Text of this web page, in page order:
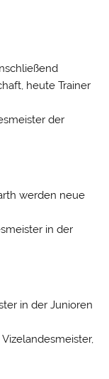
heute Trainer
der
werden neue
in der
in der Junioren